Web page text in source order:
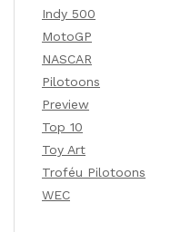
Indy 500
MotoGP
NASCAR
Pilotoons
Preview
Top 10
Toy Art
Troféu Pilotoons
WEC